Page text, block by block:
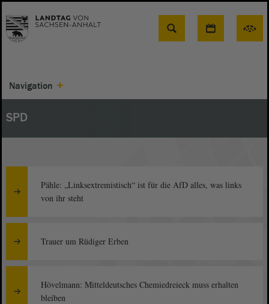
Suche
Navigation
SPD
Pähle: „Linksextremistisch“ ist für die AfD alles, was links
von ihr steht
Trauer um Rüdiger Erben
Hövelmann: Mitteldeutsches Chemiedreieck muss erhalten
bleiben